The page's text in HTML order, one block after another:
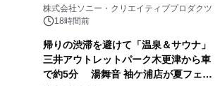
ラボレーション サウナイキタイコラ
ボグッズも発売決定！
株式会社ソニー・クリエイティブプロダクツ
18時間前
帰りの渋滞を避けて「温泉＆サウナ」
三井アウトレットパーク木更津から車
で約5分 湯舞音 袖ケ浦店が夏フェア